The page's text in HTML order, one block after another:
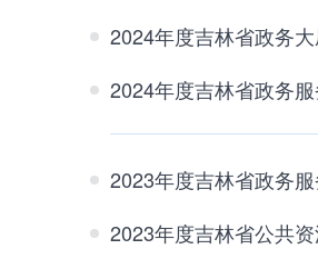
2024年度吉林省政务
2024年度吉林省政务
2023年度吉林省政务
2023年度吉林省公共